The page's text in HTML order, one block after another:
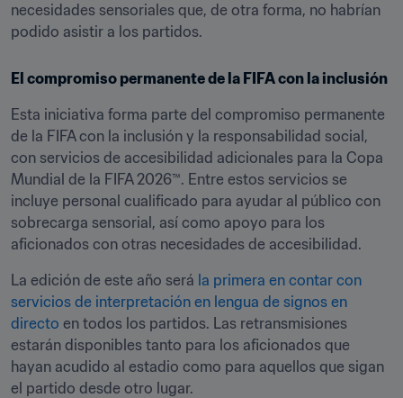
necesidades sensoriales que, de otra forma, no habrían
podido asistir a los partidos.
El compromiso permanente de la FIFA con la inclusión
Esta iniciativa forma parte del compromiso permanente
de la FIFA con la inclusión y la responsabilidad social,
con servicios de accesibilidad adicionales para la Copa
Mundial de la FIFA 2026™. Entre estos servicios se
incluye personal cualificado para ayudar al público con
sobrecarga sensorial, así como apoyo para los
aficionados con otras necesidades de accesibilidad.
La edición de este año será la primera en contar con
servicios de interpretación en lengua de signos en
directo en todos los partidos. Las retransmisiones
estarán disponibles tanto para los aficionados que
hayan acudido al estadio como para aquellos que sigan
el partido desde otro lugar.